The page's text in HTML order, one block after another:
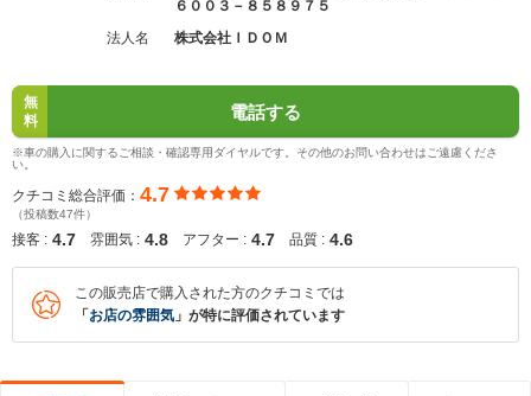
６００３－８５８９７５
法人名
株式会社ＩＤＯＭ
無
料
電話する
※車の購入に関するご相談・確認専用ダイヤルです。その他のお問い合わせはご遠慮くださ
い。
クチコミ総合評価： 4.7
（投稿数47件）
接客 : 4.7 雰囲気 : 4.8 アフター : 4.7 品質 : 4.6
この販売店で購入された方のクチコミでは
「 お店の雰囲気 」が特に評価されています